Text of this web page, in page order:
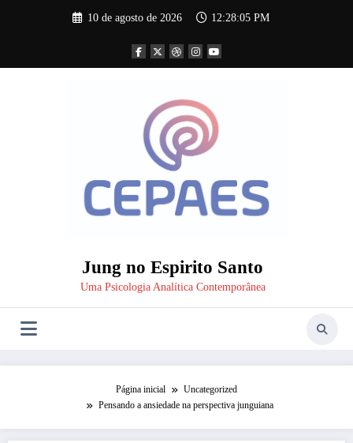
10 de agosto de 2026 12:28:06 PM
Jung no Espirito Santo
Uma Psicologia Analítica Contemporânea
Página inicial
Uncategorized
Pensando a ansiedade na perspectiva junguiana